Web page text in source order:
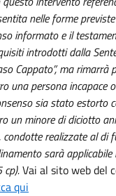
nelle forme
informato e il
introdotti dalla
Cappato”, ma
una persona incapace
sia stato estorto
un minore di diciotto
condotte realizzate al di
sarà
Vai al sito web del
qui